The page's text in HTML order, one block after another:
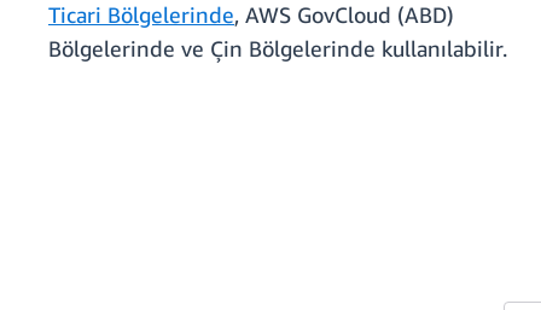
Ticari Bölgelerinde, AWS GovCloud (ABD)
Bölgelerinde ve Çin Bölgelerinde kullanılabilir.